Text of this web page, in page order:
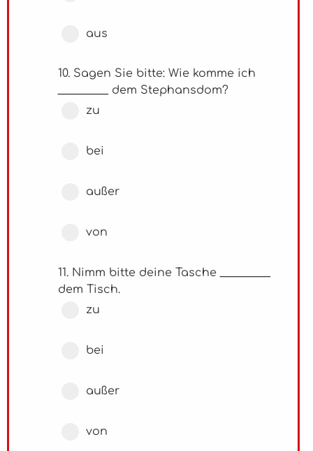
aus
10. Sagen Sie bitte: Wie komme ich
_________ dem Stephansdom?
zu
bei
außer
von
11. Nimm bitte deine Tasche _________
dem Tisch.
zu
bei
außer
von